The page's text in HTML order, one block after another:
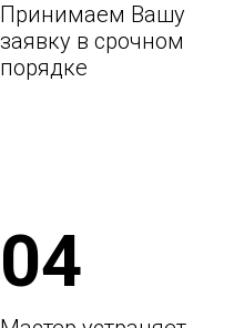
Принимаем Вашу
заявку в срочном
порядке
04